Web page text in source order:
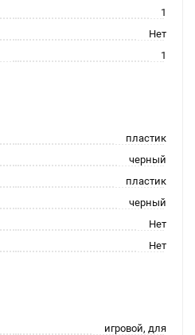
1
Нет
1
пластик
черный
пластик
черный
Нет
Нет
игровой, для